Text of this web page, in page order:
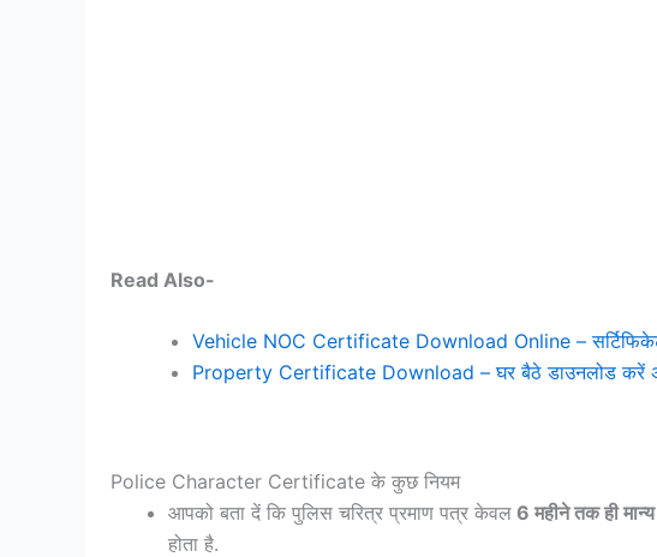
Read Also-
Vehicle NOC Certificate Download Online –
Property Certificate Download – घर बैठे डाउनलोड करें
Police Character Certificate के कुछ नियम
आपको बता दें कि पुलिस चरित्र प्रमाण पत्र केवल 6 महीने तक ही मान्य
होता है.